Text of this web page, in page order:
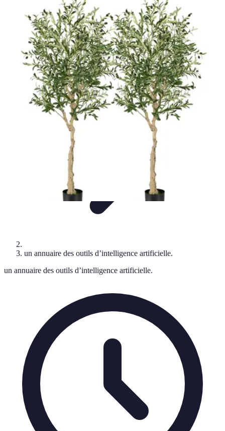
Annuaire IA Expert
InformatifTutorielinformatifTendancestutorial
Annuaire IA Expert
un annuaire des outils d’intelligence artificielle.
un annuaire des outils d’intelligence artificielle.